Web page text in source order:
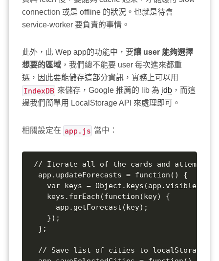
connection 或是 offline 的狀況。也就是待會
service-worker 要負責的事情。
此外，此 Wep app的功能中，要讓 user 能夠選擇
想要的區域 ，我們總不能要 user 每次進來都重
選，因此要能儲存這部分資訊，實務上可以用
IndexDB 來儲存，Google 推薦的 lib 為 idb ，而這
邊我們簡單用 LocalStorage API 來處理即可。
相關設定在 app.js 當中：
// Iterate all of the cards and attempt
  app.updateForecasts = function() {
var keys =
    keys.forEach(function(key) {
      app.getForecast(key);
    });
  };
// Save list of cities to localStorage,